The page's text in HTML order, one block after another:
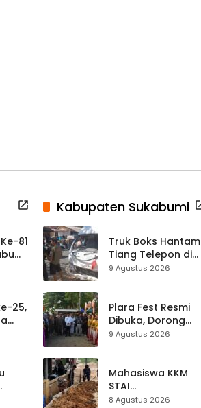
81
25,
Kabupaten Sukabumi
Truk Boks Hantam
Tiang Telepon di
Jampangkulon,
Sama
9 Agustus 2026
Plara Fest Resmi
Dibuka, Dorong
Pariwisata dan
9 Agustus 2026
Mahasiswa KKM
STAI
Palabuhanratu
8 Agustus 2026